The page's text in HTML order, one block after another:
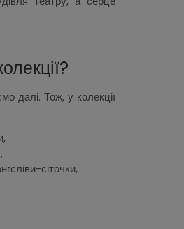
далі. Тож, у колекції
сіточки,